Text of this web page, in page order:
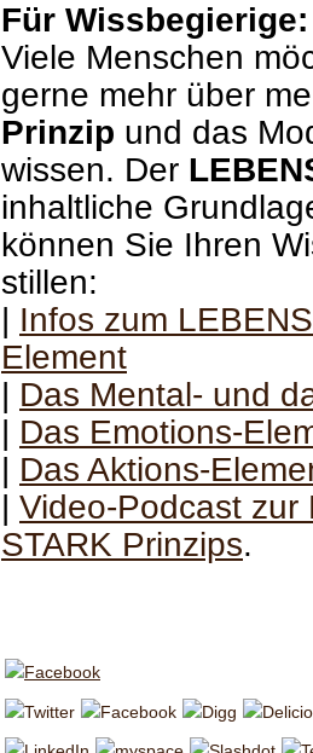
Für Wissbegierige:
Viele Menschen
gerne mehr über
Prinzip und das
wissen. Der
inhaltliche
können Sie Ihren
stillen:
| Infos zum
Element
| Das Mental- und
| Das Emotions-
| Das Aktions-
| Video-Podcast zur
STARK Prinzips.